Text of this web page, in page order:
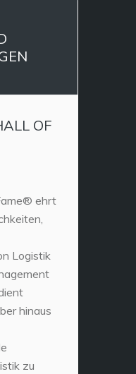
OF
ehrt
Logistik
hinaus
zu